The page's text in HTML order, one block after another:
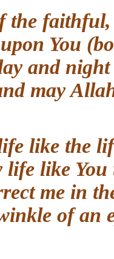
of the
upon You
and
may
life like
life like
me in
twinkle of